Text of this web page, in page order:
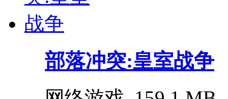
部落冲突:皇室战争